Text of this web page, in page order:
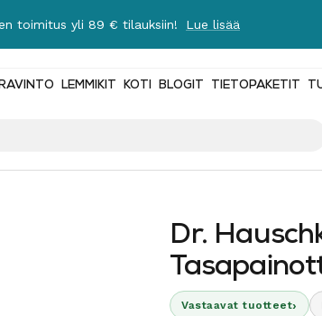
toimitus yli 89 € tilauksiin! Lue lisää
RAVINTO LEMMIKIT KOTI BLOGIT TIETOPAKETIT
Dr.
Vastaavat tuotteet›